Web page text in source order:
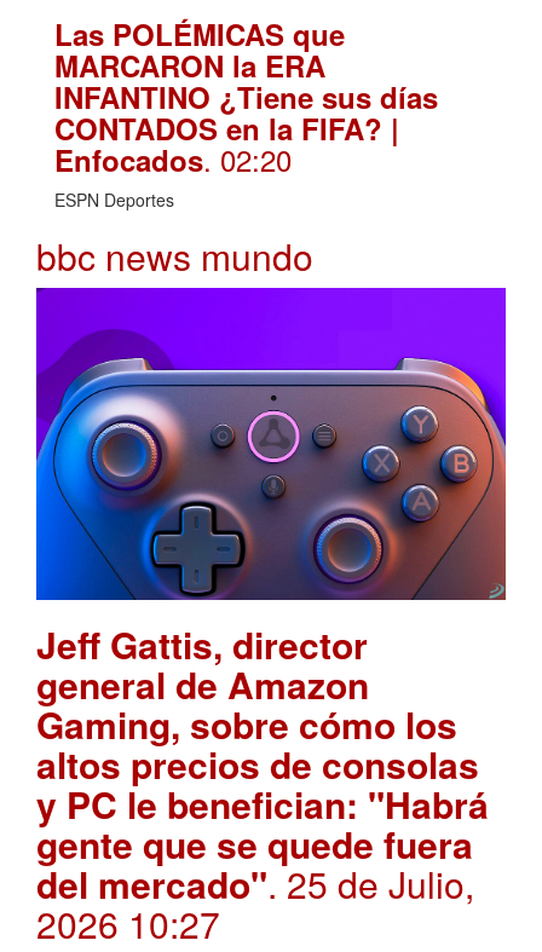
Las POLÉMICAS que
MARCARON la ERA
INFANTINO ¿Tiene sus días
CONTADOS en la FIFA? |
Enfocados. 02:20
ESPN Deportes
bbc news mundo
Jeff Gattis, director
general de Amazon
Gaming, sobre cómo los
altos precios de consolas
y PC le benefician: "Habrá
gente que se quede fuera
del mercado". 25 de Julio,
2026 10:27